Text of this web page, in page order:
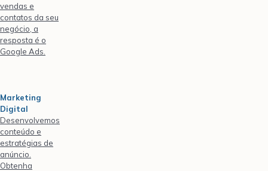
vendas e
contatos da seu
negócio, a
resposta é o
Google Ads.
Marketing
Digital
Desenvolvemos
conteúdo e
estratégias de
anúncio.
Obtenha